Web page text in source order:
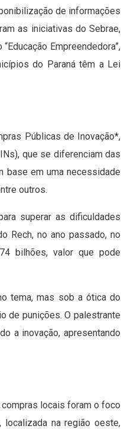
de informações
as iniciativas do Sebrae,
Empreendedora”,
do Paraná têm a Lei
Públicas de Inovação*,
que se diferenciam das
base em uma necessidade
outros.
superar as dificuldades
Rech, no ano passado, no
bilhões, valor que pode
tema, mas sob a ótica do
de punições. O palestrante
a inovação, apresentando
locais foram o foco
na região oeste,